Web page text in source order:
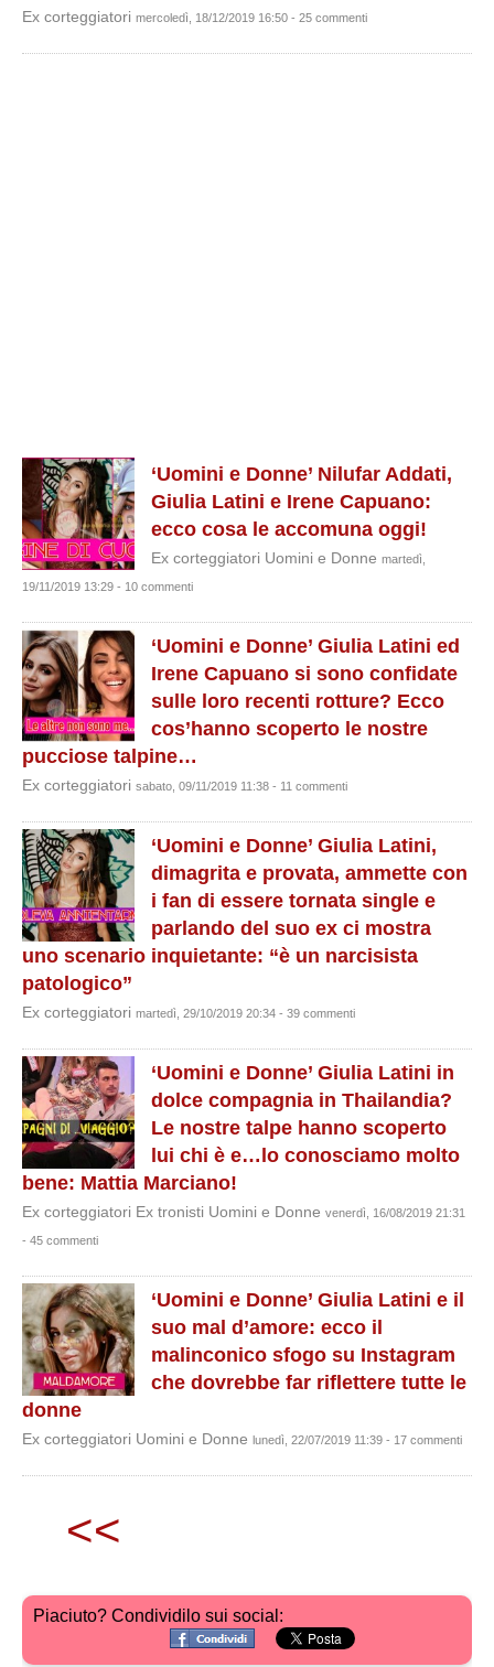
Ex corteggiatori mercoledì, 18/12/2019 16:50 - 25 commenti
‘Uomini e Donne’ Nilufar Addati,
Giulia Latini e Irene Capuano:
ecco cosa le accomuna oggi!
Ex corteggiatori Uomini e Donne martedì,
19/11/2019 13:29 - 10 commenti
‘Uomini e Donne’ Giulia Latini ed
Irene Capuano si sono confidate
sulle loro recenti rotture? Ecco
cos’hanno scoperto le nostre
pucciose talpine…
Ex corteggiatori sabato, 09/11/2019 11:38 - 11 commenti
‘Uomini e Donne’ Giulia Latini,
dimagrita e provata, ammette con
i fan di essere tornata single e
parlando del suo ex ci mostra
uno scenario inquietante: “è un narcisista
patologico”
Ex corteggiatori martedì, 29/10/2019 20:34 - 39 commenti
‘Uomini e Donne’ Giulia Latini in
dolce compagnia in Thailandia?
Le nostre talpe hanno scoperto
lui chi è e…lo conosciamo molto
bene: Mattia Marciano!
Ex corteggiatori Ex tronisti Uomini e Donne venerdì, 16/08/2019 21:31
- 45 commenti
‘Uomini e Donne’ Giulia Latini e il
suo mal d’amore: ecco il
malinconico sfogo su Instagram
che dovrebbe far riflettere tutte le
donne
Ex corteggiatori Uomini e Donne lunedì, 22/07/2019 11:39 - 17 commenti
<<
Piaciuto? Condividilo sui social: